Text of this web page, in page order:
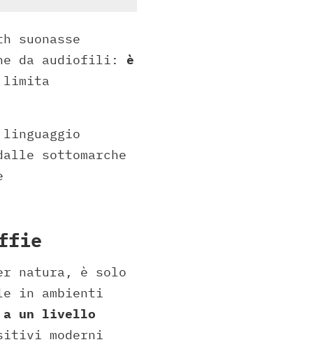
suonasse
da audiofili: è
limita
sottomarche
natura, è solo
in ambienti
a un livello
moderni